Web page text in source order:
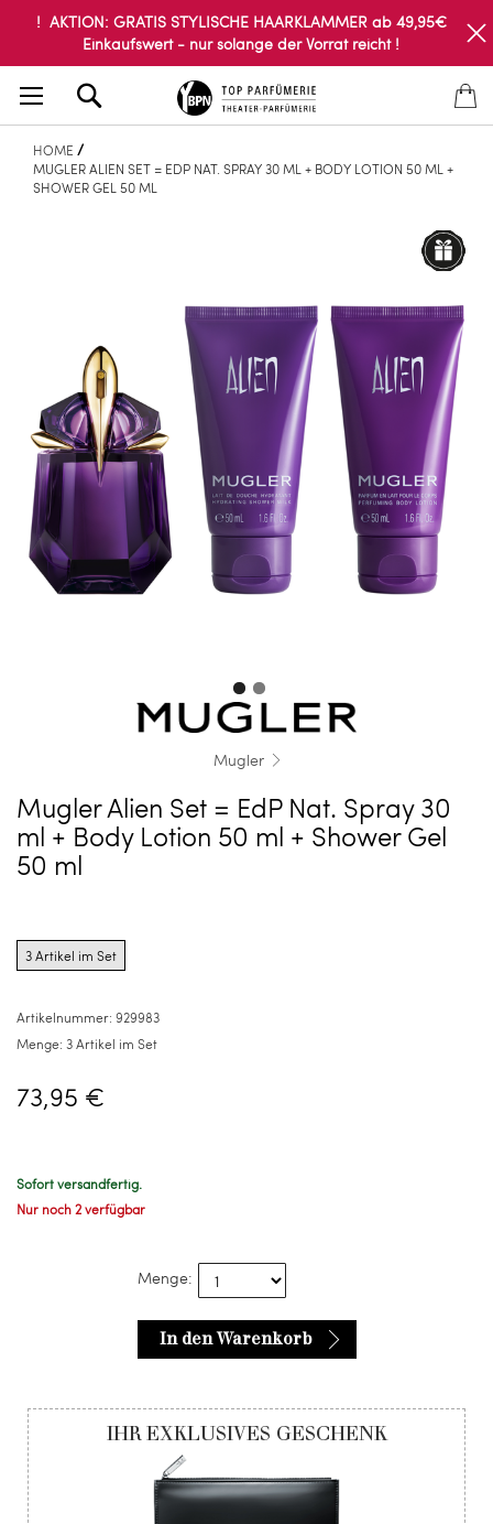
! AKTION: GRATIS STYLISCHE HAARKLAMMER ab 49,95€
Einkaufswert - nur solange der Vorrat reicht !
HOME
MUGLER ALIEN SET = EDP NAT. SPRAY 30 ML + BODY LOTION 50 ML +
SHOWER GEL 50 ML
Mugler
Mugler Alien Set = EdP Nat. Spray 30
ml + Body Lotion 50 ml + Shower Gel
50 ml
options
for
im
Set
3 Artikel im Set
Artikelnummer: 929983
Menge: 3 Artikel im Set
73,95 €
Sofort versandfertig.
Nur noch 2 verfügbar
Menge:
In den Warenkorb
IHR EXKLUSIVES GESCHENK